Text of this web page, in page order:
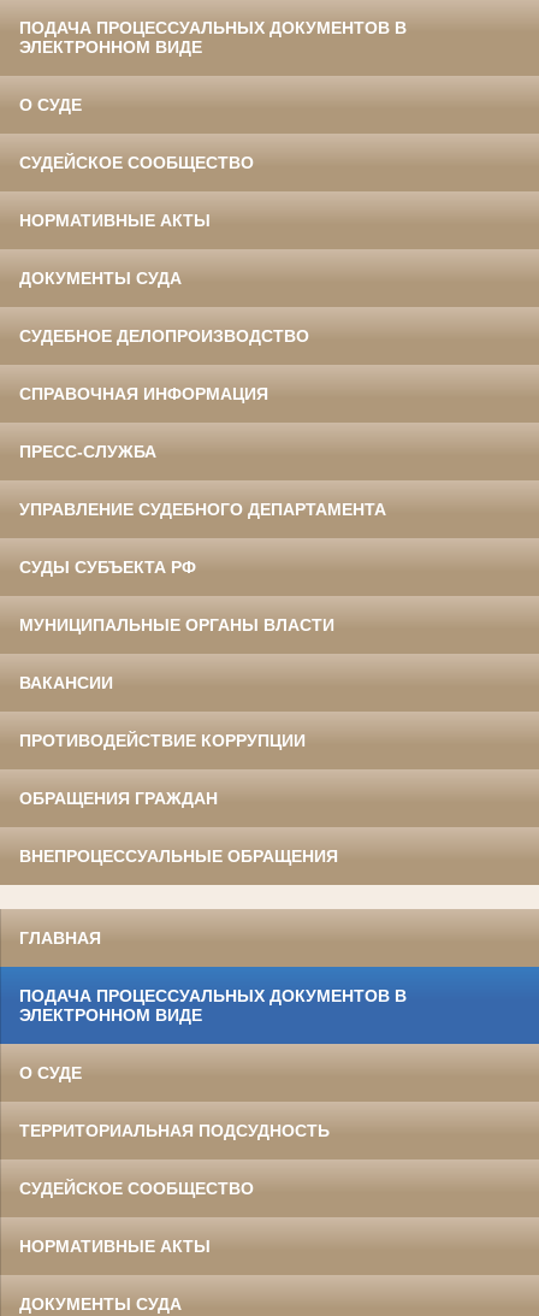
ПОДАЧА ПРОЦЕССУАЛЬНЫХ ДОКУМЕНТОВ В
ЭЛЕКТРОННОМ ВИДЕ
О СУДЕ
СУДЕЙСКОЕ СООБЩЕСТВО
НОРМАТИВНЫЕ АКТЫ
ДОКУМЕНТЫ СУДА
СУДЕБНОЕ ДЕЛОПРОИЗВОДСТВО
СПРАВОЧНАЯ ИНФОРМАЦИЯ
ПРЕСС-СЛУЖБА
УПРАВЛЕНИЕ СУДЕБНОГО ДЕПАРТАМЕНТА
СУДЫ СУБЪЕКТА РФ
МУНИЦИПАЛЬНЫЕ ОРГАНЫ ВЛАСТИ
ВАКАНСИИ
ПРОТИВОДЕЙСТВИЕ КОРРУПЦИИ
ОБРАЩЕНИЯ ГРАЖДАН
ВНЕПРОЦЕССУАЛЬНЫЕ ОБРАЩЕНИЯ
ГЛАВНАЯ
ПОДАЧА ПРОЦЕССУАЛЬНЫХ ДОКУМЕНТОВ В
ЭЛЕКТРОННОМ ВИДЕ
О СУДЕ
ТЕРРИТОРИАЛЬНАЯ ПОДСУДНОСТЬ
СУДЕЙСКОЕ СООБЩЕСТВО
НОРМАТИВНЫЕ АКТЫ
ДОКУМЕНТЫ СУДА